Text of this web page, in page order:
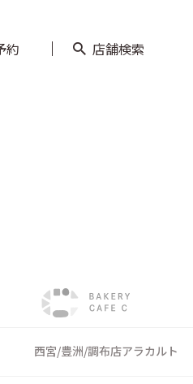
西宮/豊洲/調布店アラカルト